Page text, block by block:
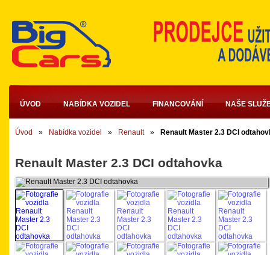
ÚVOD NABÍDKA VOZIDEL FINANCOVÁNÍ NAŠE
Úvod » Nabídka vozidel » Renault » Renault Master 2.3 DCI
Renault Master 2.3 DCI odtahovka